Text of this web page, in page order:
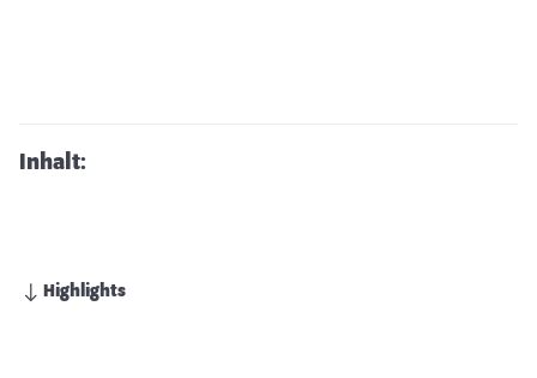
Inhalt:
Highlights